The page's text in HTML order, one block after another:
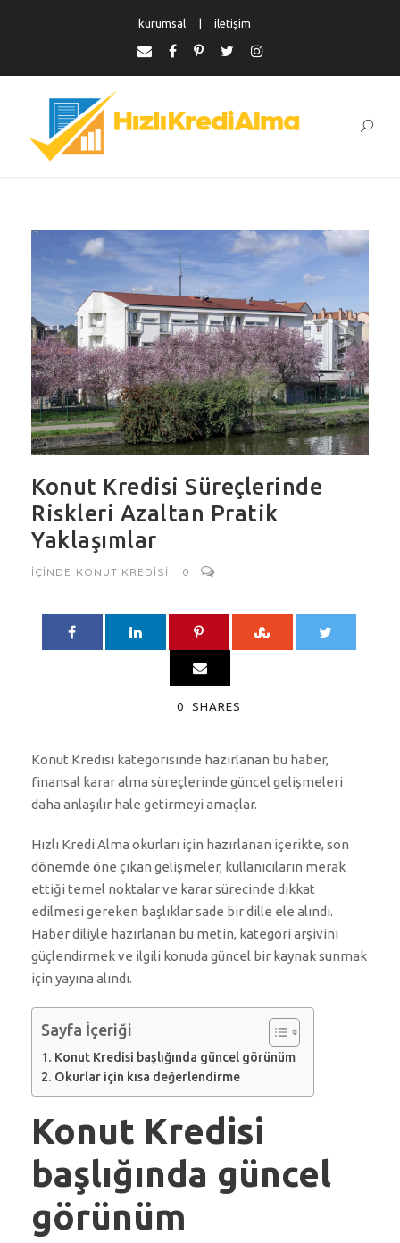
kurumsal iletişim
Konut Kredisi Süreçlerinde
Riskleri Azaltan Pratik
Yaklaşımlar
IÇINDE KONUT KREDISI 0
0 SHARES
Konut Kredisi kategorisinde hazırlanan bu haber,
finansal karar alma süreçlerinde güncel gelişmeleri
daha anlaşılır hale getirmeyi amaçlar.
Hızlı Kredi Alma okurları için hazırlanan içerikte, son
dönemde öne çıkan gelişmeler, kullanıcıların merak
ettiği temel noktalar ve karar sürecinde dikkat
edilmesi gereken başlıklar sade bir dille ele alındı.
Haber diliyle hazırlanan bu metin, kategori arşivini
güçlendirmek ve ilgili konuda güncel bir kaynak sunmak
için yayına alındı.
Sayfa İçeriği
Konut Kredisi başlığında güncel görünüm
Okurlar için kısa değerlendirme
Konut Kredisi
başlığında güncel
görünüm